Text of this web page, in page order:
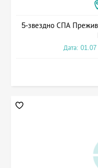
5-звездно СПА
Дата: